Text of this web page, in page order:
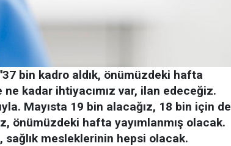
"37 bin kadro aldık, önümüzdeki hafta
kadar ihtiyacımız var, ilan edeceğiz.
Mayısta 19 bin alacağız, 18 bin için de
önümüzdeki hafta yayımlanmış olacak.
mesleklerinin hepsi olacak.